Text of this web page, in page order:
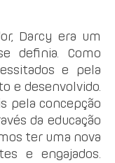
Darcy era um
definia. Como
e pela
e desenvolvido.
pela concepção
da educação
ter uma nova
e engajados.